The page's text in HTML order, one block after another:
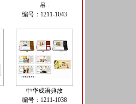
吊..
编号：1211-1043
中华成语典故
编号：1211-1038